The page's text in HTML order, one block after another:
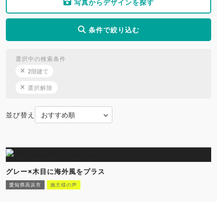
写真からデザインを探す
条件で絞り込む
選択中の検索条件
2階建て
選択解除
並び替え
グレー×木目に海外風をプラス
愛知県高浜市 施主様の声